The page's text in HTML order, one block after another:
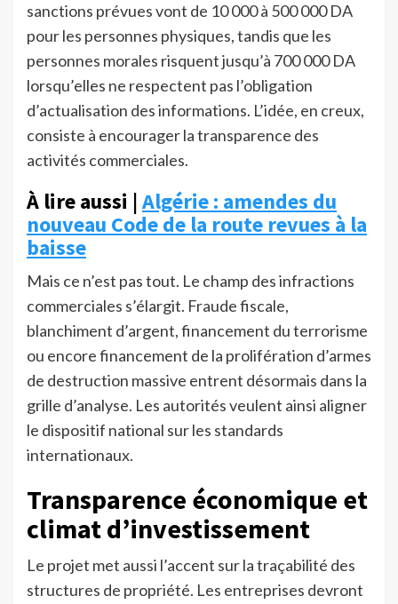
sanctions prévues vont de 10 000 à 500 000 DA
pour les personnes physiques, tandis que les
personnes morales risquent jusqu’à 700 000 DA
lorsqu’elles ne respectent pas l’obligation
d’actualisation des informations. L’idée, en creux,
consiste à encourager la transparence des
activités commerciales.
À lire aussi |Algérie : amendes du
nouveau Code de la route revues à la
baisse
Mais ce n’est pas tout. Le champ des infractions
commerciales s’élargit. Fraude fiscale,
blanchiment d’argent, financement du terrorisme
ou encore financement de la prolifération d’armes
de destruction massive entrent désormais dans la
grille d’analyse. Les autorités veulent ainsi aligner
le dispositif national sur les standards
internationaux.
Transparence économique et
climat d’investissement
Le projet met aussi l’accent sur la traçabilité des
structures de propriété. Les entreprises devront